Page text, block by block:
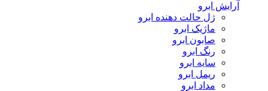
آرایش ابرو
ژل حالت دهنده ابرو
ماژیک ابرو
صابون ابرو
رنگ ابرو
سایه ابرو
ریمل ابرو
مداد ابرو